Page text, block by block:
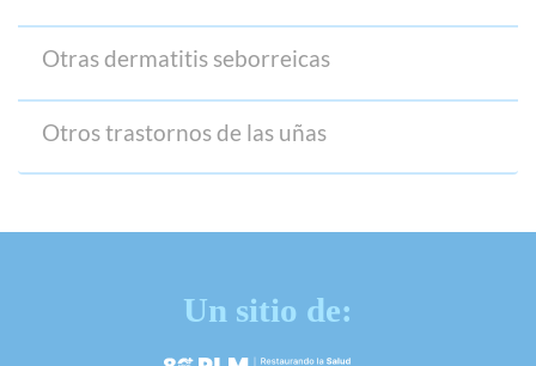
Otras dermatitis seborreicas
Otros trastornos de las uñas
Un sitio de: